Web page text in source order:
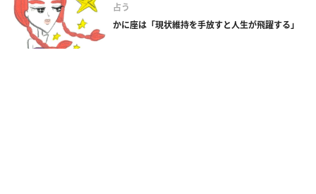
占う
かに座は「現状維持を手放すと人生が飛躍する」